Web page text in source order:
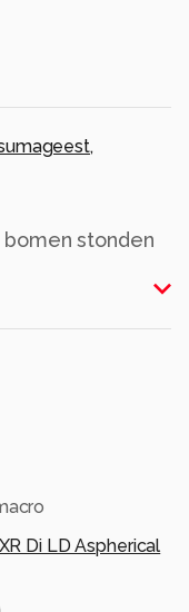
,
stonden
Di LD Aspherical